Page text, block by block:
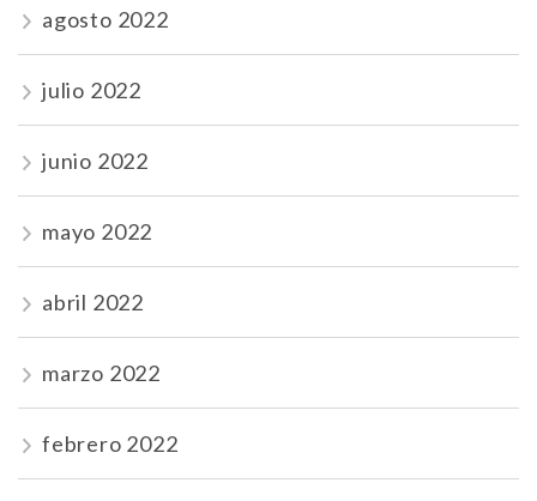
agosto 2022
julio 2022
junio 2022
mayo 2022
abril 2022
marzo 2022
febrero 2022